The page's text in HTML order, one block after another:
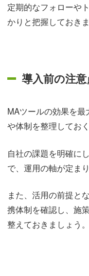
定期的なフォローや
かりと把握しておき
導入前の注意
MAツールの効果を
や体制を整理してお
自社の課題を明確に
で、運用の軸が定まり
また、活用の前提と
携体制を確認し、施
整えておきましょう。